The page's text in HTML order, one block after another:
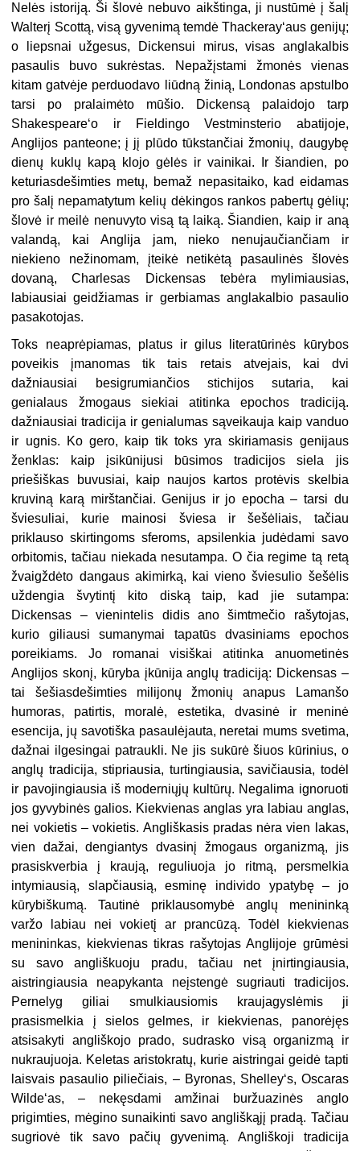
Nelės istoriją. Ši šlovė nebuvo aikštinga, ji nustūmė į šalį
Walterį Scottą, visą gyvenimą temdė Thackeray‘aus genijų;
o liepsnai užgesus, Dickensui mirus, visas anglakalbis
pasaulis buvo sukrėstas. Nepažįstami žmonės vienas
kitam gatvėje perduodavo liūdną žinią, Londonas apstulbo
tarsi po pralaimėto mūšio. Dickensą palaidojo tarp
Shakespeare‘o ir Fieldingo Vestminsterio abatijoje,
Anglijos panteone; į jį plūdo tūkstančiai žmonių, daugybę
dienų kuklų kapą klojo gėlės ir vainikai. Ir šiandien, po
keturiasdešimties metų, bemaž nepasitaiko, kad eidamas
pro šalį nepamatytum kelių dėkingos rankos pabertų gėlių;
šlovė ir meilė nenuvyto visą tą laiką. Šiandien, kaip ir aną
valandą, kai Anglija jam, nieko nenujaučiančiam ir
niekieno nežinomam, įteikė netikėtą pasaulinės šlovės
dovaną, Charlesas Dickensas tebėra mylimiausias,
labiausiai geidžiamas ir gerbiamas anglakalbio pasaulio
pasakotojas.
Toks neaprėpiamas, platus ir gilus literatūrinės kūrybos
poveikis įmanomas tik tais retais atvejais, kai dvi
dažniausiai besigrumiančios stichijos sutaria, kai
genialaus žmogaus siekiai atitinka epochos tradiciją.
dažniausiai tradicija ir genialumas sąveikauja kaip vanduo
ir ugnis. Ko gero, kaip tik toks yra skiriamasis genijaus
ženklas: kaip įsikūnijusi būsimos tradicijos siela jis
priešiškas buvusiai, kaip naujos kartos protėvis skelbia
kruviną karą mirštančiai. Genijus ir jo epocha – tarsi du
šviesuliai, kurie mainosi šviesa ir šešėliais, tačiau
priklauso skirtingoms sferoms, apsilenkia judėdami savo
orbitomis, tačiau niekada nesutampa. O čia regime tą retą
žvaigždėto dangaus akimirką, kai vieno šviesulio šešėlis
uždengia švytintį kito diską taip, kad jie sutampa:
Dickensas – vienintelis didis ano šimtmečio rašytojas,
kurio giliausi sumanymai tapatūs dvasiniams epochos
poreikiams. Jo romanai visiškai atitinka anuometinės
Anglijos skonį, kūryba įkūnija anglų tradiciją: Dickensas –
tai šešiasdešimties milijonų žmonių anapus Lamanšo
humoras, patirtis, moralė, estetika, dvasinė ir meninė
esencija, jų savotiška pasaulėjauta, neretai mums svetima,
dažnai ilgesingai patraukli. Ne jis sukūrė šiuos kūrinius, o
anglų tradicija, stipriausia, turtingiausia, savičiausia, todėl
ir pavojingiausia iš moderniųjų kultūrų. Negalima ignoruoti
jos gyvybinės galios. Kiekvienas anglas yra labiau anglas,
nei vokietis – vokietis. Angliškasis pradas nėra vien lakas,
vien dažai, dengiantys dvasinį žmogaus organizmą, jis
prasiskverbia į kraują, reguliuoja jo ritmą, persmelkia
intymiausią, slapčiausią, esminę individo ypatybę – jo
kūrybiškumą. Tautinė priklausomybė anglų menininką
varžo labiau nei vokietį ar prancūzą. Todėl kiekvienas
menininkas, kiekvienas tikras rašytojas Anglijoje grūmėsi
su savo angliškuoju pradu, tačiau net įnirtingiausia,
aistringiausia neapykanta neįstengė sugriauti tradicijos.
Pernelyg giliai smulkiausiomis kraujagyslėmis ji
prasismelkia į sielos gelmes, ir kiekvienas, panorėjęs
atsisakyti angliškojo prado, sudrasko visą organizmą ir
nukraujuoja. Keletas aristokratų, kurie aistringai geidė tapti
laisvais pasaulio piliečiais, – Byronas, Shelley‘s, Oscaras
Wilde‘as, – nekęsdami amžinai buržuazinės anglo
prigimties, mėgino sunaikinti savo angliškąjį pradą. Tačiau
sugriovė tik savo pačių gyvenimą. Angliškoji tradicija